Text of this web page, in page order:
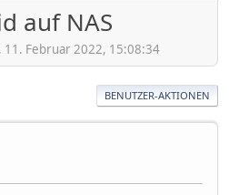
auf NAS
11. Februar 2022, 15:08:34
BENUTZER-AKTIONEN